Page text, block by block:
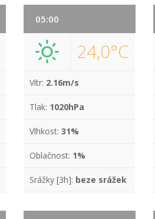
05:00
24,0°C
Vítr: 2.16m/s
Tlak: 1020hPa
Vlhkost:31%
Oblačnost: 1%
Srážky [3h]: beze srážek